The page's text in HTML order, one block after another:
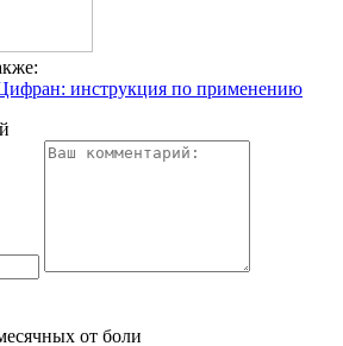
инструкция по применению